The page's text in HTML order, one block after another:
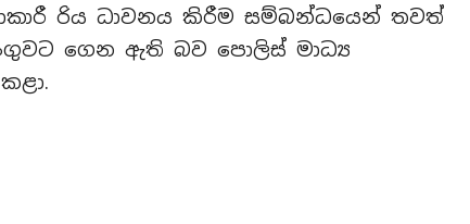
රිය ධාවනය කිරීම සම්බන්ධයෙන් තවත්
ගෙන ඇති බව පොලිස් මාධ්‍ය